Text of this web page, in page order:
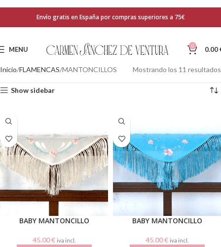
Envío gratis en España por compras superiores a 75€
MENU 0 0.00
Inicio FLAMENCAS MANTONCILLOS Mostrando los 11 resultados
Show sidebar
BABY MANTONCILLO
45.00€ iva incl.
BABY MANTONCILLO
45.00€ iva incl.